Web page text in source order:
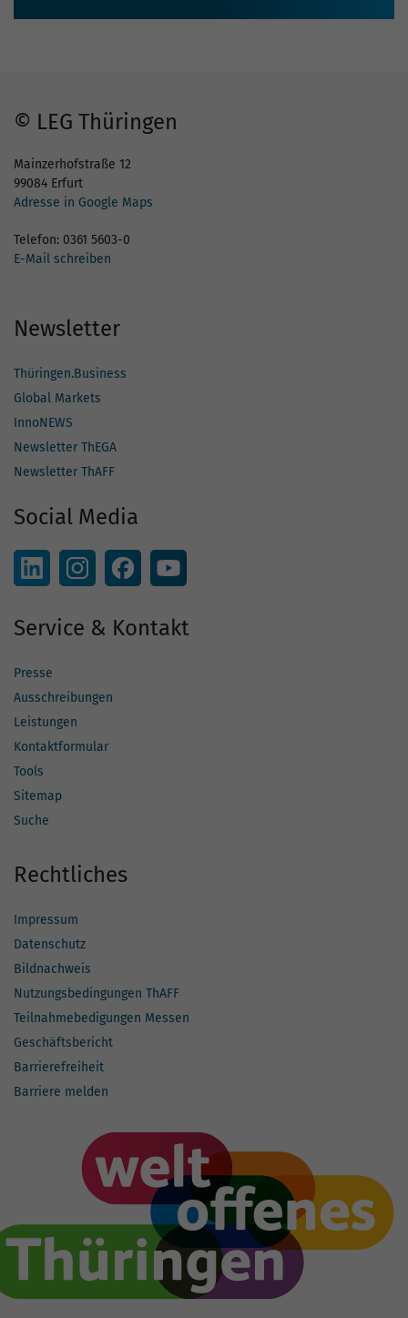
© LEG Thüringen
Mainzerhofstraße 12
99084 Erfurt
Adresse in Google Maps
Telefon: 0361 5603-0
E-Mail schreiben
Newsletter
Thüringen.Business
Global Markets
InnoNEWS
Newsletter ThEGA
Newsletter ThAFF
Social Media
Service & Kontakt
Presse
Ausschreibungen
Leistungen
Kontaktformular
Tools
Sitemap
Suche
Rechtliches
Impressum
Datenschutz
Bildnachweis
Nutzungsbedingungen ThAFF
Teilnahmebedigungen Messen
Geschäftsbericht
Barrierefreiheit
Barriere melden